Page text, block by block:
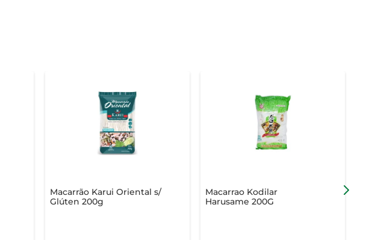
garantindo uma alimentação equilibrada e cheia de sabor. Aproveite
Macarrão Karui Oriental s/
Glúten 200g
Macarrao Kodilar
Harusame 200G